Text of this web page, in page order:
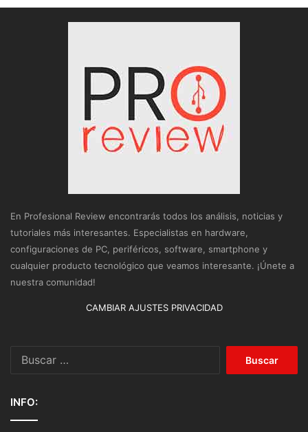
En Profesional Review encontrarás todos los análisis, noticias y
tutoriales más interesantes. Especialistas en hardware,
configuraciones de PC, periféricos, software, smartphone y
cualquier producto tecnológico que veamos interesante. ¡Únete a
nuestra comunidad!
CAMBIAR AJUSTES PRIVACIDAD
INFO: